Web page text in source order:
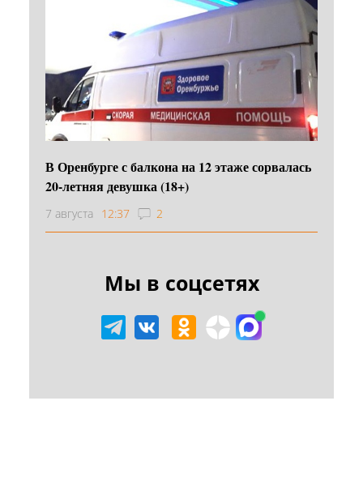
В Оренбурге с балкона на 12 этаже сорвалась
20-летняя девушка (18+)
7 августа 12:37 2
Мы в соцсетях